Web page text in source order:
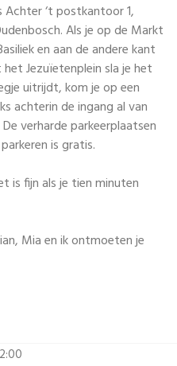
‘t postkantoor 1,
Als je op de Markt
en aan de andere kant
Jezuïetenplein sla je het
uitrijdt, kom je op een
achterin de ingang al van
verharde parkeerplaatsen
is gratis.
is fijn als je tien minuten
Mia en ik ontmoeten je